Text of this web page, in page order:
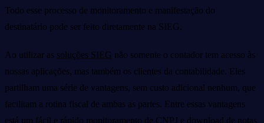
Todo esse processo de monitoramento e manifestação do
destinatário pode ser feito diretamente na SIEG.
Ao utilizar as soluções SIEG não somente o contador tem acesso às
nossas aplicações, mas também os clientes da contabilidade. Eles
partilham uma série de vantagens, sem custo adicional nenhum, que
facilitam a rotina fiscal de ambas as partes. Entre essas vantagens
está um fácil e rápido monitoramento de CNPJ e download de notas